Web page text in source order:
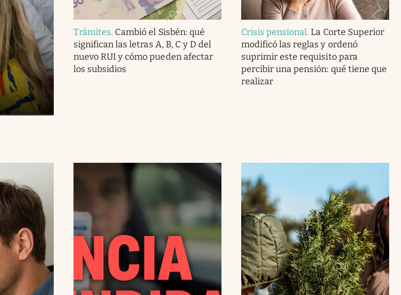
Trámites. Cambió el Sisbén: qué
significan las letras A, B, C y D del
nuevo RUI y cómo pueden afectar
los subsidios
Crisis pensional. La Corte Superior
modificó las reglas y ordenó
suprimir este requisito para
percibir una pensión: qué tiene que
realizar